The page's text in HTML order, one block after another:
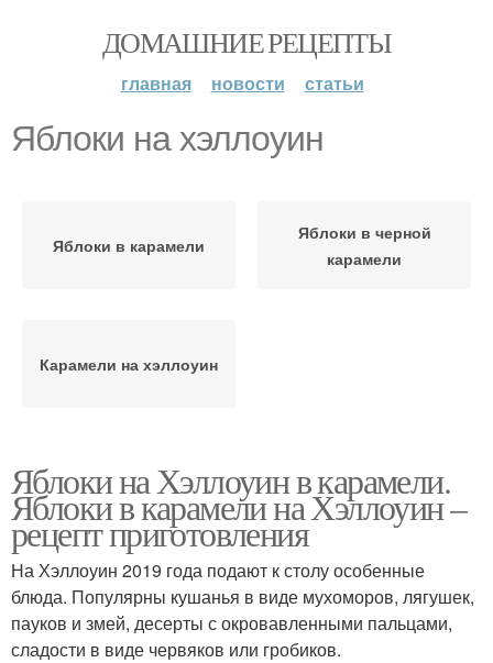
ДОМАШНИЕ РЕЦЕПТЫ
главная новости статьи
Яблоки на хэллоуин
Яблоки в карамели
Яблоки в черной
карамели
Карамели на хэллоуин
Яблоки на Хэллоуин в карамели.
Яблоки в карамели на Хэллоуин –
рецепт приготовления
На Хэллоуин 2019 года подают к столу особенные
блюда. Популярны кушанья в виде мухоморов, лягушек,
пауков и змей, десерты с окровавленными пальцами,
сладости в виде червяков или гробиков.